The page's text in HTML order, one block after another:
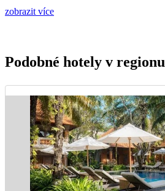
zobrazit více
Podobné hotely v regionu